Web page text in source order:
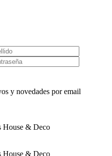
y novedades por email